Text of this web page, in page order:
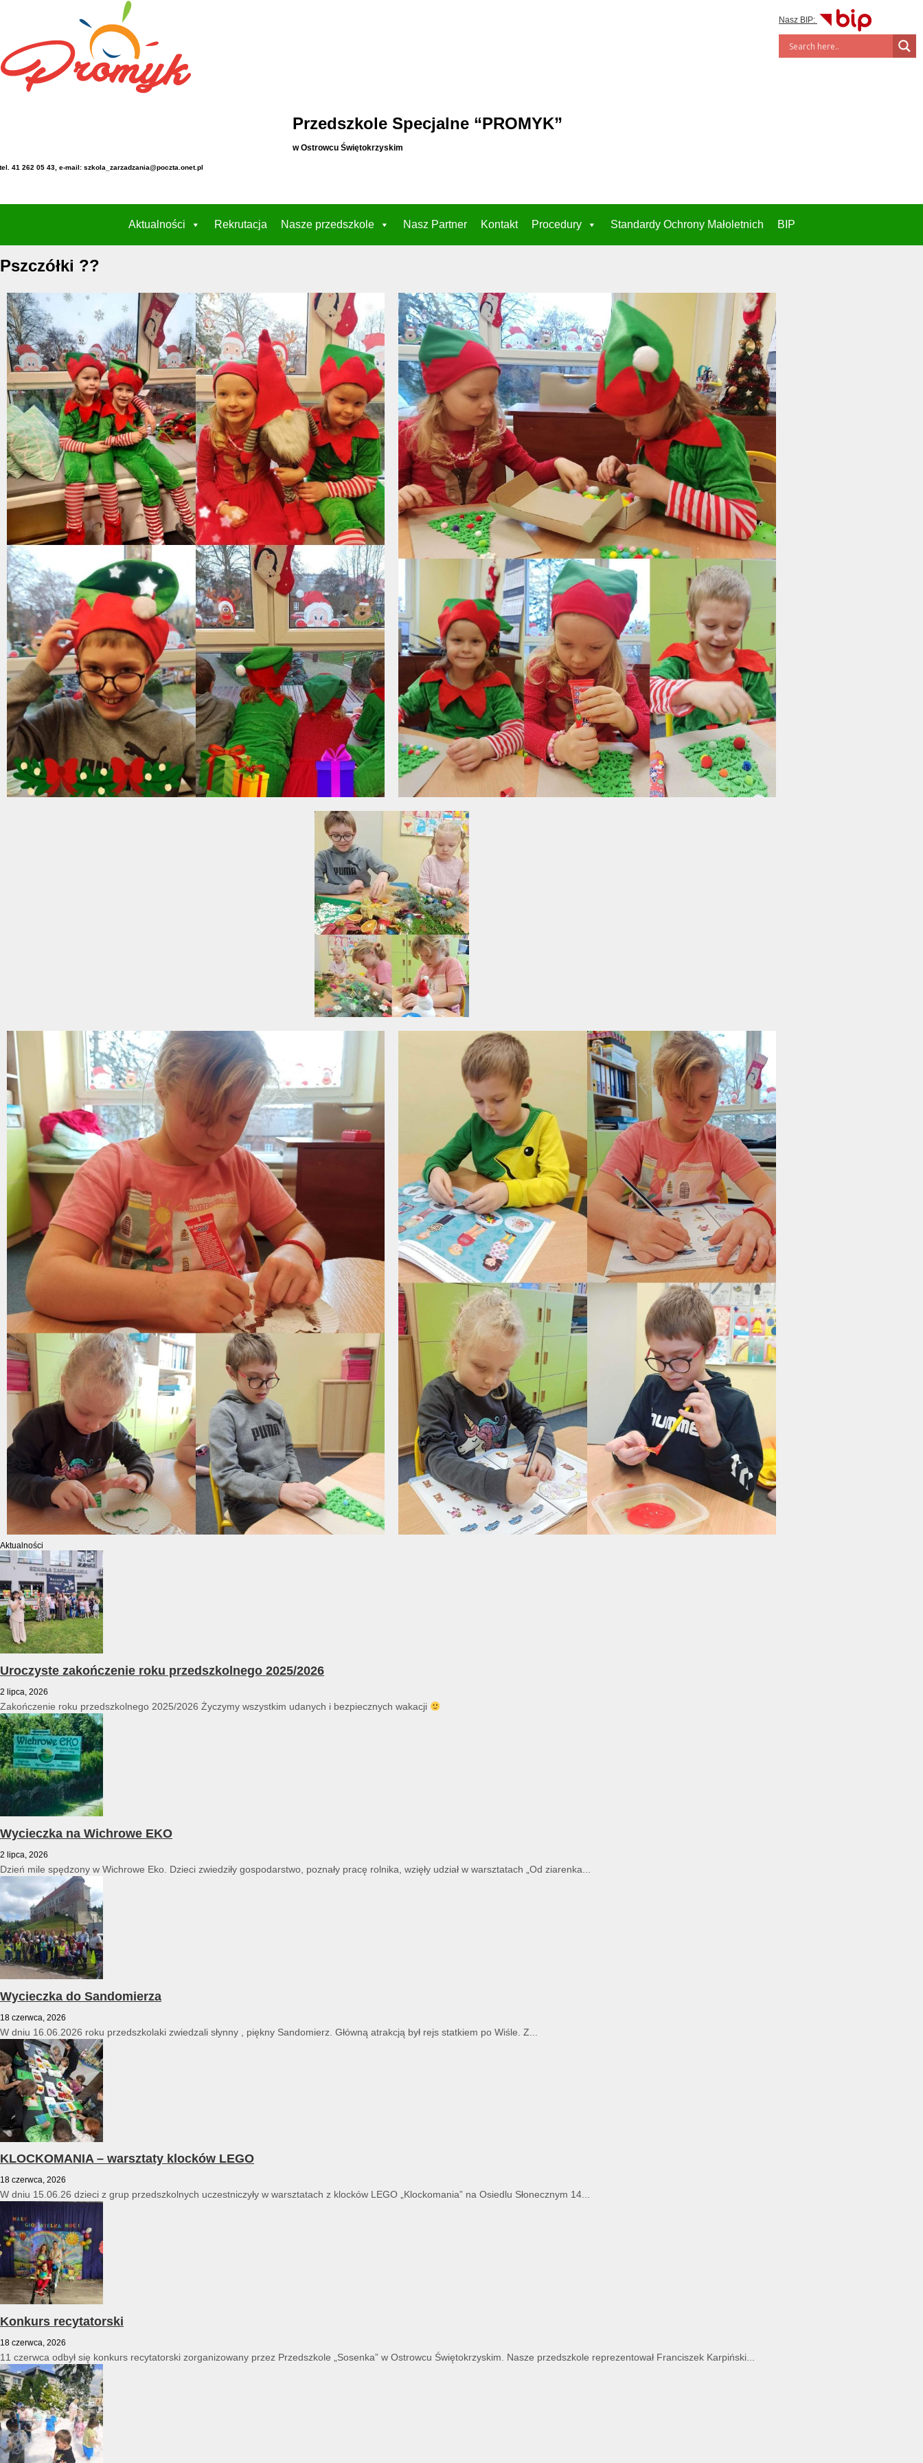
Przedszkole Specjalne “PROMYK”
w Ostrowcu Świętokrzyskim
41 262 05 43, e-mail: szkola_zarzadzania@poczta.onet.pl
Nasz BIP:
Aktualności Rekrutacja Nasze przedszkole Nasz Partner Kontakt Procedury Standardy Ochrony Małoletnich BIP
Pszczółki ??
Aktualności
Uroczyste zakończenie roku przedszkolnego 2025/2026
2 lipca, 2026
Zakończenie roku przedszkolnego 2025/2026 Życzymy wszystkim udanych i bezpiecznych wakacji
Wycieczka na Wichrowe EKO
2 lipca, 2026
Dzień mile spędzony w Wichrowe Eko. Dzieci zwiedziły gospodarstwo, poznały pracę rolnika, wzięły udział w warsztatach „Od ziarenka...
Wycieczka do Sandomierza
18 czerwca, 2026
W dniu 16.06.2026 roku przedszkolaki zwiedzali słynny , piękny Sandomierz. Główną atrakcją był rejs statkiem po Wiśle. Z...
KLOCKOMANIA – warsztaty klocków LEGO
18 czerwca, 2026
W dniu 15.06.26 dzieci z grup przedszkolnych uczestniczyły w warsztatach z klocków LEGO „Klockomania” na Osiedlu Słonecznym 14...
Konkurs recytatorski
18 czerwca, 2026
11 czerwca odbył się konkurs recytatorski zorganizowany przez Przedszkole „Sosenka” w Ostrowcu Świętokrzyskim. Nasze przedszkole reprezentował Franciszek Karpiński...